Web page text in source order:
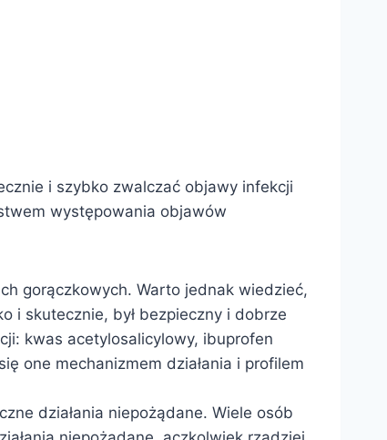
i szybko zwalczać objawy infekcji
występowania objawów
gorączkowych. Warto jednak wiedzieć,
i skutecznie, był bezpieczny i dobrze
kwas acetylosalicylowy, ibuprofen
one mechanizmem działania i profilem
działania niepożądane. Wiele osób